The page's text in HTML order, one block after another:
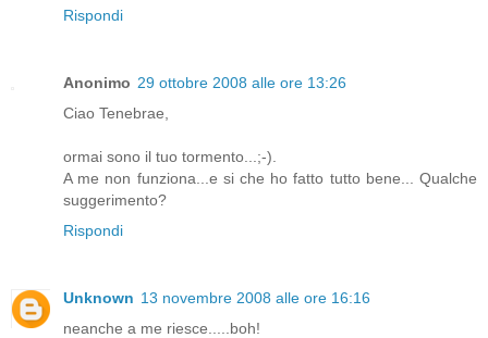
Rispondi
Anonimo 29 ottobre 2008 alle ore 13:26
Ciao Tenebrae,
ormai sono il tuo tormento...;-).
A me non funziona...e si che ho fatto tutto bene... Qualche
suggerimento?
Rispondi
Unknown 13 novembre 2008 alle ore 16:16
neanche a me riesce.....boh!